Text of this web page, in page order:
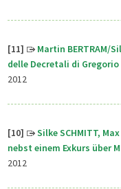
[11]
Martin BERTRAM/
delle Decretali di Gregorio
2012
[10]
Silke SCHMITT,
nebst einem Exkurs über
2012